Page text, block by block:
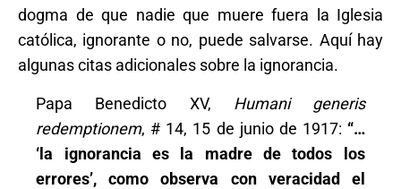
dogma de que nadie que muere fuera la Iglesia
católica, ignorante o no, puede salvarse. Aquí hay
algunas citas adicionales sobre la ignorancia.
Papa Benedicto XV, Humani generis
redemptionem, # 14, 15 de junio de 1917: “…
‘la ignorancia es la madre de todos los
errores’, como observa con veracidad el